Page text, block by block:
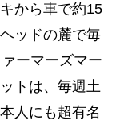
から車で約15
ッドの麓で毎
ーマーズマー
トは、毎週土
人にも超有名